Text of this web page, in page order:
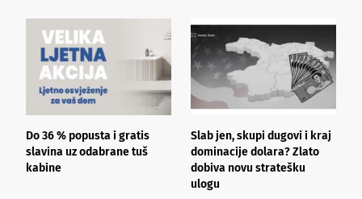
Do 36 % popusta i gratis
slavina uz odabrane tuš
kabine
Slab jen, skupi dugovi i kraj
dominacije dolara? Zlato
dobiva novu stratešku
ulogu